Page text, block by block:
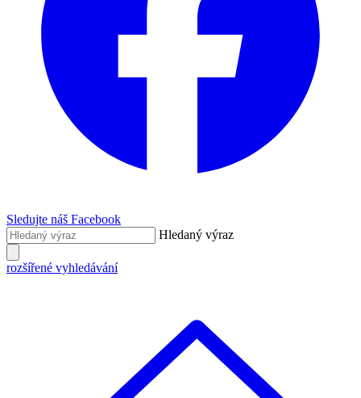
Sledujte náš Facebook
Hledaný výraz
rozšířené vyhledávání